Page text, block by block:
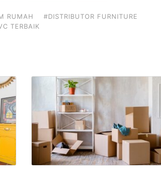
RUMAH
#DISTRIBUTOR FURNITURE
TERBAIK